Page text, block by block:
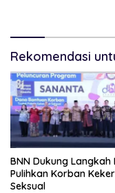
Rekomendasi
BNN Dukung Langkah
Pulihkan Korban
Seksual